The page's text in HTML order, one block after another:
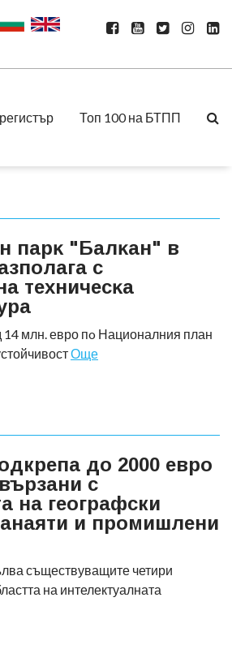
Топ 100 на БТПП
пapĸ "Бaлĸaн" в
c
тexничecĸa
14 млн. евро пo Националния план
Още
до 2000 евро
с
на географски
и промишлени
съществуващите четири
на интелектуалната